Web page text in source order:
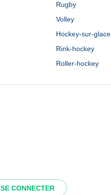
SE CONNECTER
Rugby
Volley
Hockey-sur-glace
Rink-hockey
Roller-hockey